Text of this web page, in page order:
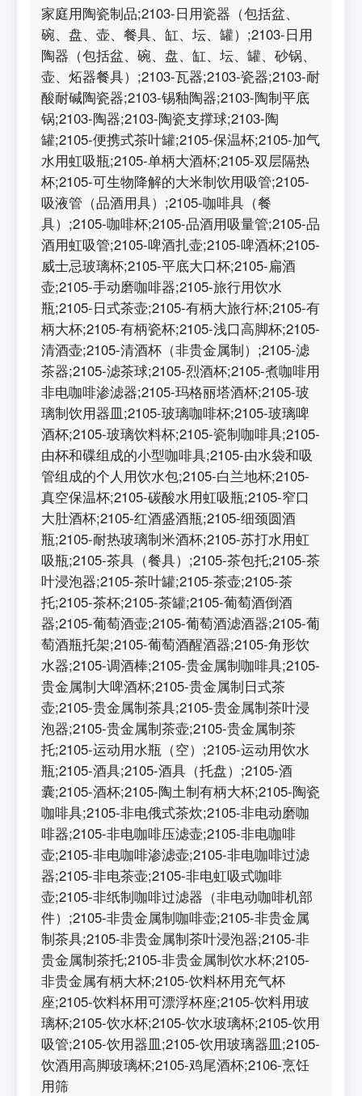
家庭用陶瓷制品;2103-日用瓷器（包括盆、
碗、盘、壶、餐具、缸、坛、罐）;2103-日用
陶器（包括盆、碗、盘、缸、坛、罐、砂锅、
壶、炻器餐具）;2103-瓦器;2103-瓷器;2103-耐
酸耐碱陶瓷器;2103-锡釉陶器;2103-陶制平底
锅;2103-陶器;2103-陶瓷支撑球;2103-陶
罐;2105-便携式茶叶罐;2105-保温杯;2105-加气
水用虹吸瓶;2105-单柄大酒杯;2105-双层隔热
杯;2105-可生物降解的大米制饮用吸管;2105-
吸液管（品酒用具）;2105-咖啡具（餐
具）;2105-咖啡杯;2105-品酒用吸量管;2105-品
酒用虹吸管;2105-啤酒扎壶;2105-啤酒杯;2105-
威士忌玻璃杯;2105-平底大口杯;2105-扁酒
壶;2105-手动磨咖啡器;2105-旅行用饮水
瓶;2105-日式茶壶;2105-有柄大旅行杯;2105-有
柄大杯;2105-有柄瓷杯;2105-浅口高脚杯;2105-
清酒壶;2105-清酒杯（非贵金属制）;2105-滤
茶器;2105-滤茶球;2105-烈酒杯;2105-煮咖啡用
非电咖啡渗滤器;2105-玛格丽塔酒杯;2105-玻
璃制饮用器皿;2105-玻璃咖啡杯;2105-玻璃啤
酒杯;2105-玻璃饮料杯;2105-瓷制咖啡具;2105-
由杯和碟组成的小型咖啡具;2105-由水袋和吸
管组成的个人用饮水包;2105-白兰地杯;2105-
真空保温杯;2105-碳酸水用虹吸瓶;2105-窄口
大肚酒杯;2105-红酒盛酒瓶;2105-细颈圆酒
瓶;2105-耐热玻璃制米酒杯;2105-苏打水用虹
吸瓶;2105-茶具（餐具）;2105-茶包托;2105-茶
叶浸泡器;2105-茶叶罐;2105-茶壶;2105-茶
托;2105-茶杯;2105-茶罐;2105-葡萄酒倒酒
器;2105-葡萄酒壶;2105-葡萄酒滤酒器;2105-葡
萄酒瓶托架;2105-葡萄酒醒酒器;2105-角形饮
水器;2105-调酒棒;2105-贵金属制咖啡具;2105-
贵金属制大啤酒杯;2105-贵金属制日式茶
壶;2105-贵金属制茶具;2105-贵金属制茶叶浸
泡器;2105-贵金属制茶壶;2105-贵金属制茶
托;2105-运动用水瓶（空）;2105-运动用饮水
瓶;2105-酒具;2105-酒具（托盘）;2105-酒
囊;2105-酒杯;2105-陶土制有柄大杯;2105-陶瓷
咖啡具;2105-非电俄式茶炊;2105-非电动磨咖
啡器;2105-非电咖啡压滤壶;2105-非电咖啡
壶;2105-非电咖啡渗滤壶;2105-非电咖啡过滤
器;2105-非电茶壶;2105-非电虹吸式咖啡
壶;2105-非纸制咖啡过滤器（非电动咖啡机部
件）;2105-非贵金属制咖啡壶;2105-非贵金属
制茶具;2105-非贵金属制茶叶浸泡器;2105-非
贵金属制茶托;2105-非贵金属制饮水杯;2105-
非贵金属有柄大杯;2105-饮料杯用充气杯
座;2105-饮料杯用可漂浮杯座;2105-饮料用玻
璃杯;2105-饮水杯;2105-饮水玻璃杯;2105-饮用
吸管;2105-饮用器皿;2105-饮用玻璃器皿;2105-
饮酒用高脚玻璃杯;2105-鸡尾酒杯;2106-烹饪
用筛